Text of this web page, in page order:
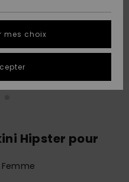
Hipster pour
mes choix